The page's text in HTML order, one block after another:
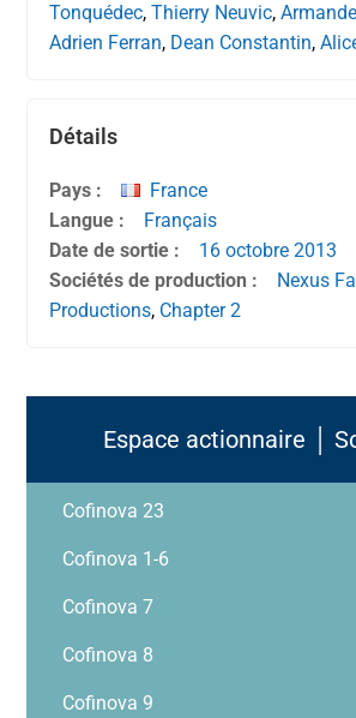
Tonquédec,Thierry Neuvic,
Adrien Ferran, Dean Constantin,
Détails
Pays :
France
Langue :
Français
Date de sortie :
16 octobre 2013
Sociétés de production :
Nexus
Productions, Chapter 2
Espace actionnaire │
Cofinova 23
Cofinova 1-6
Cofinova 7
Cofinova 8
Cofinova 9